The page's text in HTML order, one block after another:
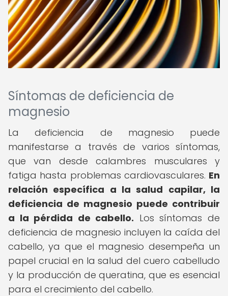
Síntomas de deficiencia de
magnesio
La deficiencia de magnesio puede
manifestarse a través de varios síntomas,
que van desde calambres musculares y
fatiga hasta problemas cardiovasculares. En
relación específica a la salud capilar, la
deficiencia de magnesio puede contribuir
a la pérdida de cabello. Los síntomas de
deficiencia de magnesio incluyen la caída del
cabello, ya que el magnesio desempeña un
papel crucial en la salud del cuero cabelludo
y la producción de queratina, que es esencial
para el crecimiento del cabello.